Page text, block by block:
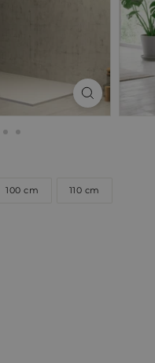
100 cm 110 cm